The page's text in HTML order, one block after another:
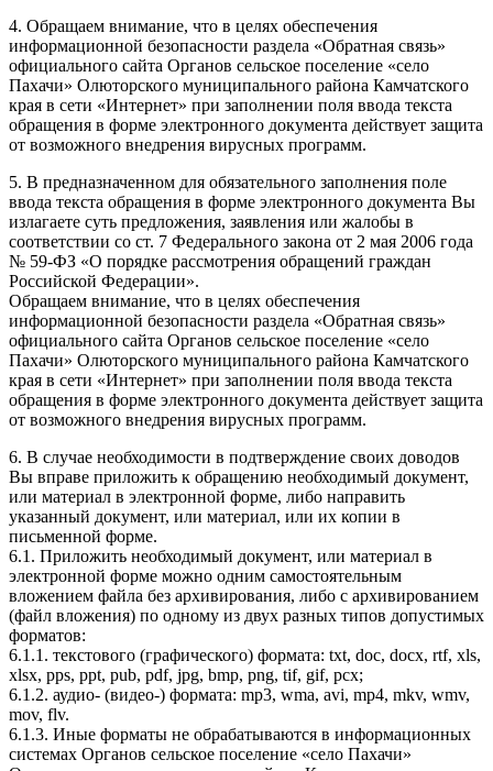
4. Обращаем внимание, что в целях обеспечения
информационной безопасности раздела «Обратная связь»
официального сайта Органов сельское поселение «село
Пахачи» Олюторского муниципального района Камчатского
края в сети «Интернет» при заполнении поля ввода текста
обращения в форме электронного документа действует защита
от возможного внедрения вирусных программ.
5. В предназначенном для обязательного заполнения поле
ввода текста обращения в форме электронного документа Вы
излагаете суть предложения, заявления или жалобы в
соответствии со ст. 7 Федерального закона от 2 мая 2006 года
№ 59-ФЗ «О порядке рассмотрения обращений граждан
Российской Федерации».
Обращаем внимание, что в целях обеспечения
информационной безопасности раздела «Обратная связь»
официального сайта Органов сельское поселение «село
Пахачи» Олюторского муниципального района Камчатского
края в сети «Интернет» при заполнении поля ввода текста
обращения в форме электронного документа действует защита
от возможного внедрения вирусных программ.
6. В случае необходимости в подтверждение своих доводов
Вы вправе приложить к обращению необходимый документ,
или материал в электронной форме, либо направить
указанный документ, или материал, или их копии в
письменной форме.
6.1. Приложить необходимый документ, или материал в
электронной форме можно одним самостоятельным
вложением файла без архивирования, либо с архивированием
(файл вложения) по одному из двух разных типов допустимых
форматов:
6.1.1. текстового (графического) формата: txt, doc, docx, rtf, xls,
xlsx, pps, ppt, pub, pdf, jpg, bmp, png, tif, gif, pcx;
6.1.2. аудио- (видео-) формата: mp3, wma, avi, mp4, mkv, wmv,
mov, flv.
6.1.3. Иные форматы не обрабатываются в информационных
системах Органов сельское поселение «село Пахачи»